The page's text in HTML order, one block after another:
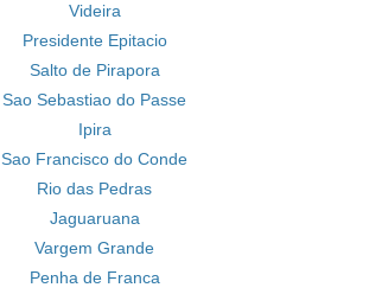
Videira
Presidente Epitacio
Salto de Pirapora
Sao Sebastiao do Passe
Ipira
Sao Francisco do Conde
Rio das Pedras
Jaguaruana
Vargem Grande
Penha de Franca